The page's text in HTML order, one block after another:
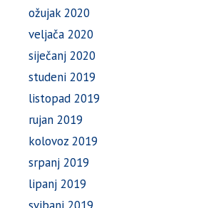
ožujak 2020
veljača 2020
siječanj 2020
studeni 2019
listopad 2019
rujan 2019
kolovoz 2019
srpanj 2019
lipanj 2019